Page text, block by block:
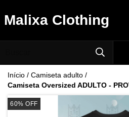
Malixa Clothing
Início / Camiseta adulto /
Camiseta Oversized ADULTO -
60% OFF